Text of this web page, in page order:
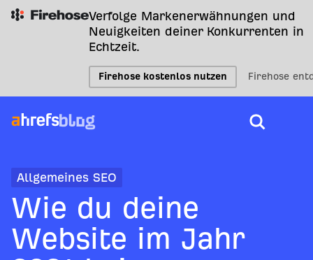
Verfolge Markenerwähnungen und
Neuigkeiten deiner Konkurrenten in
Echtzeit.
Firehose kostenlos nutzen Firehose
Allgemeines SEO
Wie du deine
Website im Jahr